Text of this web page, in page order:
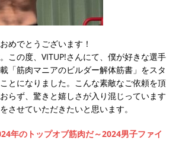
めでとうございます！
この度、VITUP!さんにて、僕が好きな選手
「筋肉マニアのビルダー解体筋書」をスタ
とになりました。こんな素敵なご依頼を頂
らず、驚きと嬉しさが入り混じっています
させていただきたいと思います。
年のトップオブ筋肉だ～2024男子ファイ